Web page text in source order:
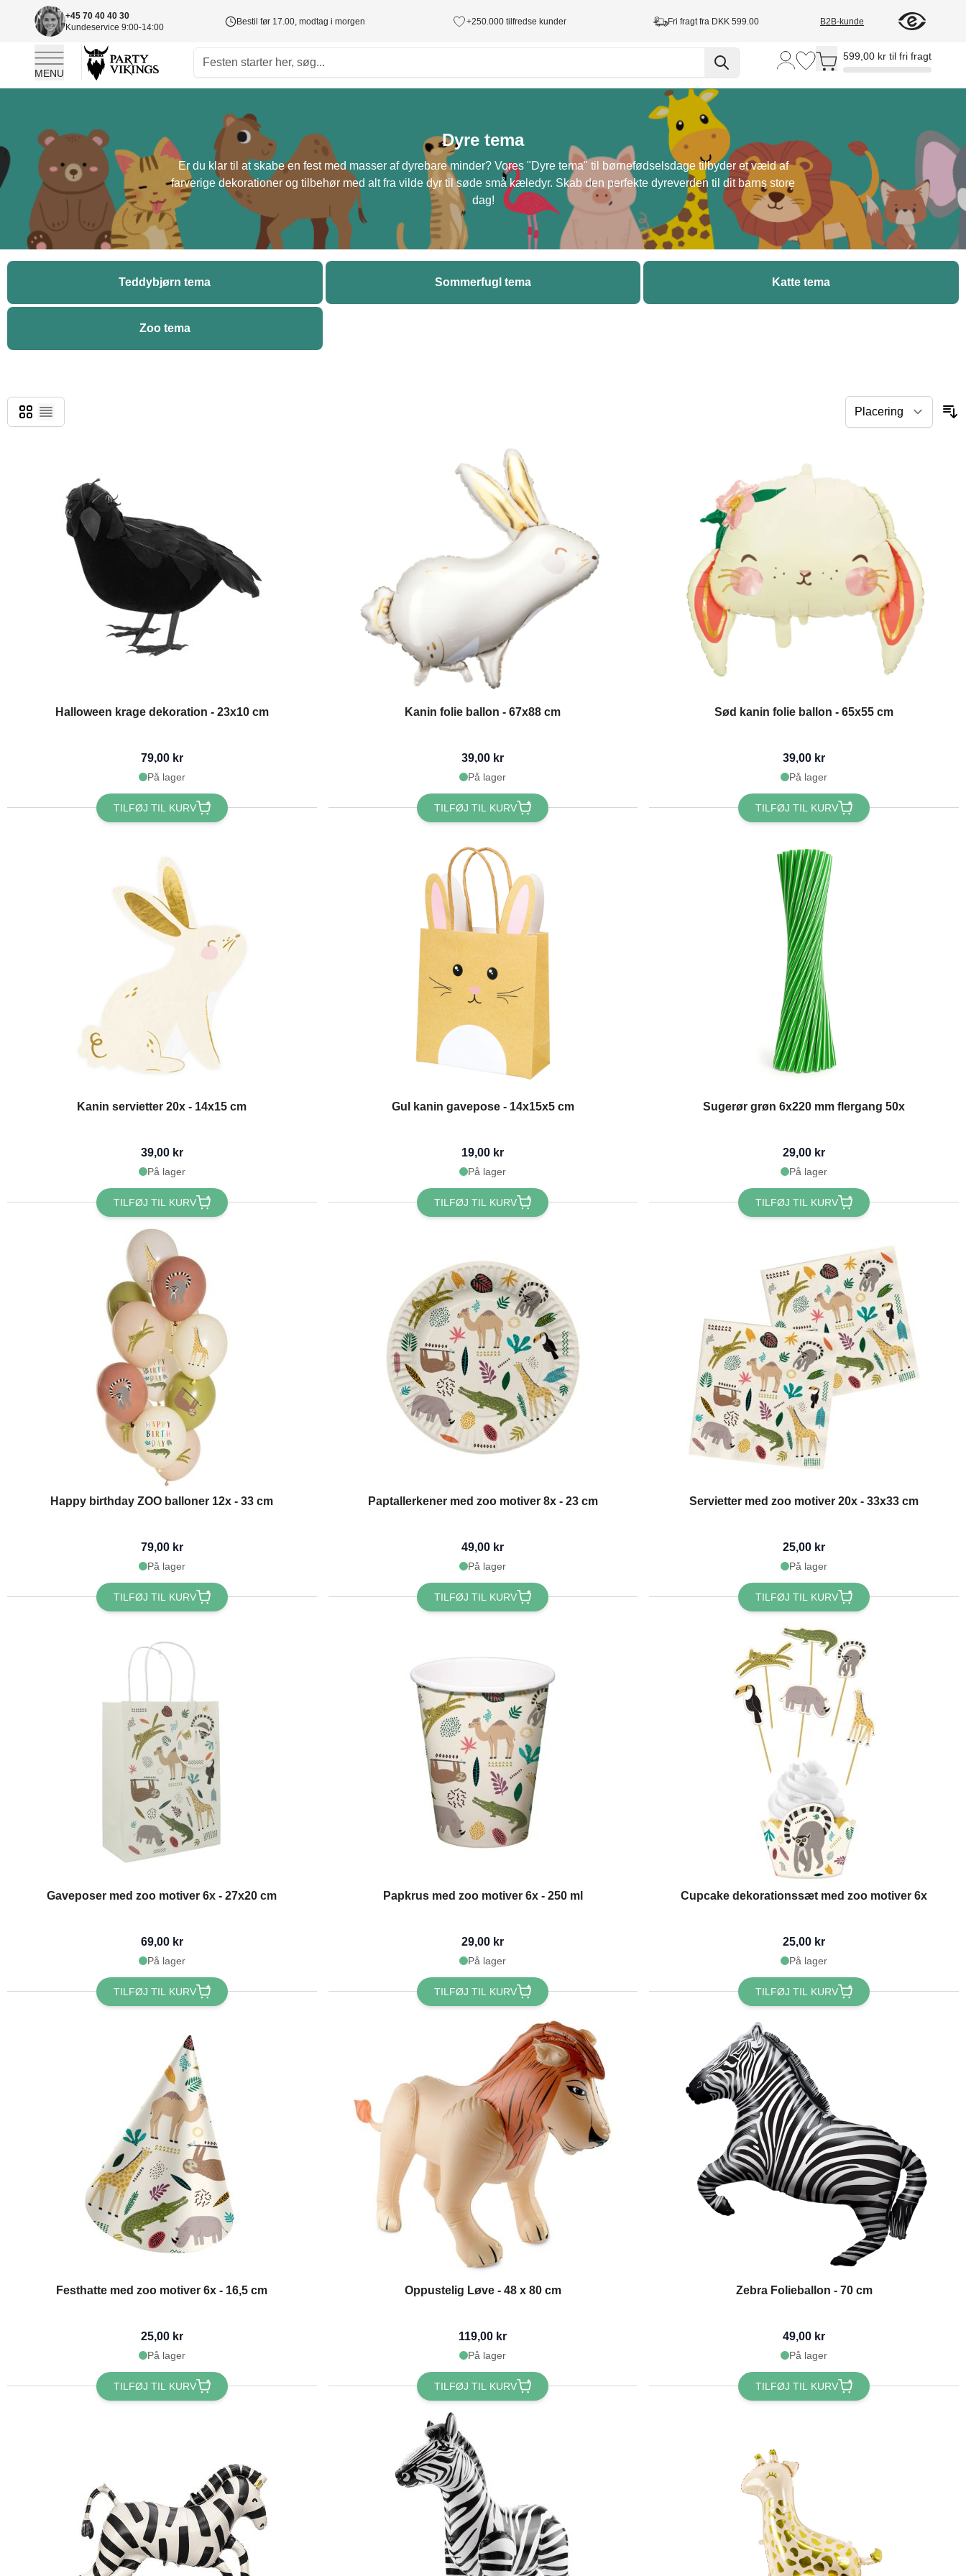
+45 70 40 40 30
Kundeservice 9:00-14:00
Bestil før 17.00, modtag i morgen +250.000 tilfredse kunder Fri fragt fra DKK 599.00 B2B-kunde
MENU
Toggle minicart, Cart is empty
599,00 kr til fri fragt
Dyre tema
Er du klar til at skabe en fest med masser af dyrebare minder? Vores "Dyre tema" til børnefødselsdage tilbyder et væld af
farverige dekorationer og tilbehør med alt fra vilde dyr til søde små kæledyr. Skab den perfekte dyreverden til dit barns store
dag!
Teddybjørn tema Sommerfugl tema Katte tema
Zoo tema
Gitter
Liste
Halloween krage dekoration - 23x10 cm
79,00 kr
På lager
TILFØJ TIL KURV
Kanin folie ballon - 67x88 cm
39,00 kr
På lager
TILFØJ TIL KURV
Sød kanin folie ballon - 65x55 cm
39,00 kr
På lager
TILFØJ TIL KURV
Kanin servietter 20x - 14x15 cm
39,00 kr
På lager
TILFØJ TIL KURV
Gul kanin gavepose - 14x15x5 cm
19,00 kr
På lager
TILFØJ TIL KURV
Sugerør grøn 6x220 mm flergang 50x
29,00 kr
På lager
TILFØJ TIL KURV
Happy birthday ZOO balloner 12x - 33 cm
79,00 kr
På lager
TILFØJ TIL KURV
Paptallerkener med zoo motiver 8x - 23 cm
49,00 kr
På lager
TILFØJ TIL KURV
Servietter med zoo motiver 20x - 33x33 cm
25,00 kr
På lager
TILFØJ TIL KURV
Gaveposer med zoo motiver 6x - 27x20 cm
69,00 kr
På lager
TILFØJ TIL KURV
Papkrus med zoo motiver 6x - 250 ml
29,00 kr
På lager
TILFØJ TIL KURV
Cupcake dekorationssæt med zoo motiver 6x
25,00 kr
På lager
TILFØJ TIL KURV
Festhatte med zoo motiver 6x - 16,5 cm
25,00 kr
På lager
TILFØJ TIL KURV
Oppustelig Løve - 48 x 80 cm
119,00 kr
På lager
TILFØJ TIL KURV
Zebra Folieballon - 70 cm
49,00 kr
På lager
TILFØJ TIL KURV